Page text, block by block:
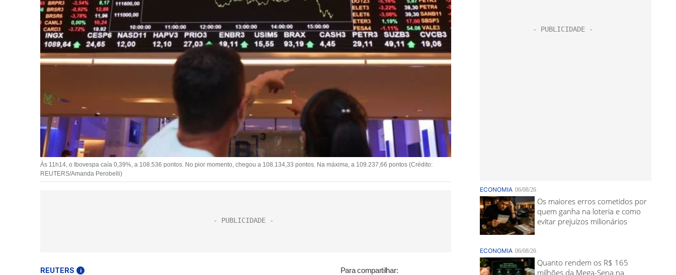
Às 11h14, o Ibovespa caía 0,39%, a 108.536 pontos. No pior momento, chegou a 108.134,33 pontos. Na máxima, a 109.237,66 pontos (Crédito:
REUTERS/Amanda Perobelli)
REUTERS i Para compartilhar: